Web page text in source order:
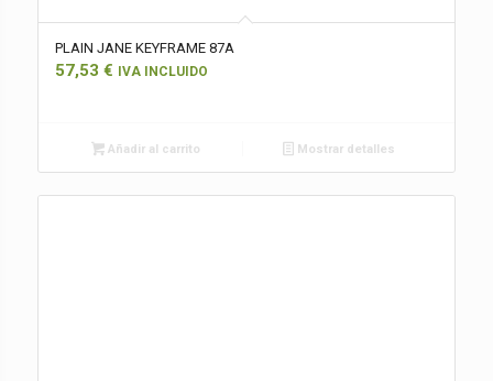
PLAIN JANE KEYFRAME 87A
57,53 € IVA INCLUIDO
Añadir al carrito Mostrar detalles